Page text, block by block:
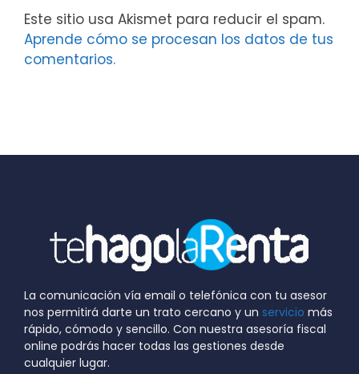
Este sitio usa Akismet para reducir el spam.
Aprende cómo se procesan los datos de tus
comentarios.
La comunicación vía email o telefónica con tu asesor
nos permitirá darte un trato cercano y un servicio más
rápido, cómodo y sencillo. Con nuestra asesoría fiscal
online podrás hacer todas las gestiones desde
cualquier lugar.